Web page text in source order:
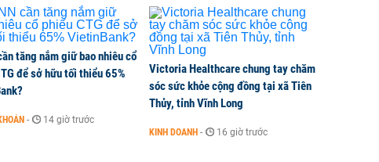
tăng nắm giữ bao nhiêu cổ
để sở hữu tối thiểu 65%
- 14 giờ trước
Victoria Healthcare chung tay chăm
sóc sức khỏe cộng đồng tại xã Tiên
Thủy, tỉnh Vĩnh Long
KINH DOANH - 16 giờ trước